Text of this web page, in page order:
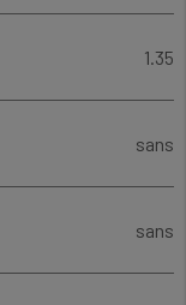
1.35
sans
sans